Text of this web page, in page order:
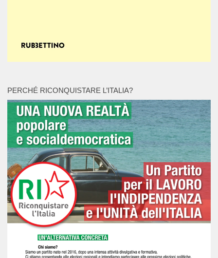
PERCHÉ RICONQUISTARE L’ITALIA?